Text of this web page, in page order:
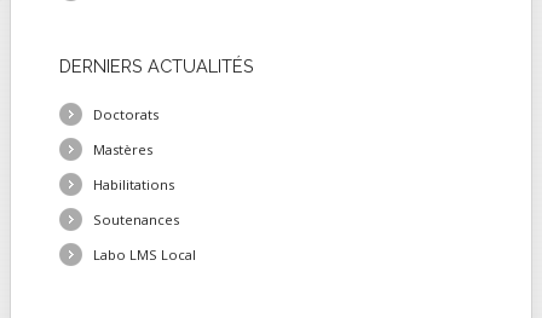
DERNIERS ACTUALITÉS
Doctorats
Mastères
Habilitations
Soutenances
Labo LMS Local